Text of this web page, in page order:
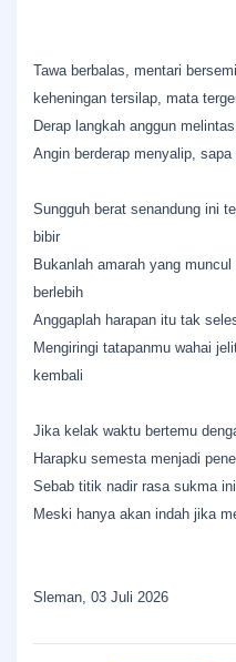
Tawa berbalas, mentari bersemi
keheningan tersilap, mata
Derap langkah anggun
Angin berderap menyalip,
Sungguh berat senandung ini
bibir
Bukanlah amarah yang
berlebih
Anggaplah harapan itu tak
Mengiringi tatapanmu wahai
kembali
Jika kelak waktu bertemu
Harapku semesta menjadi
Sebab titik nadir rasa sukma
Meski hanya akan indah jika
Sleman, 03 Juli 2026